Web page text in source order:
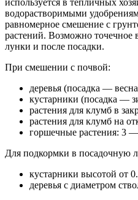
используется в тепличных
водорастворимыми
равномерное смешение с
растений. Возможно точечное
лунки и после посадки.
При смешении с почвой:
деревья (посадка —
кустарники (посадка —
растения для клумб в
растения для клумб на
горшечные растения: 3
Для подкормки в посадочную
кустарники высотой от
деревья с диаметром